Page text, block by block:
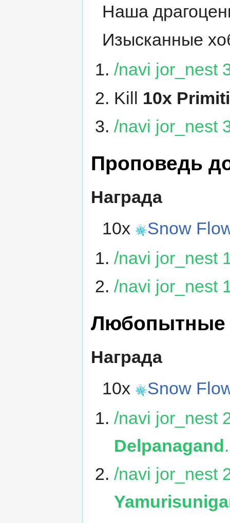
Наша
Изысканные
/navi jor_nest
Kill 10x
/navi jor_nest
Проповедь
Награда
10x
Snow
/navi jor_nest
/navi jor_nest
Любопытные
Награда
10x
Snow
/navi jor_nest
Delpanagand.
/navi jor_nest